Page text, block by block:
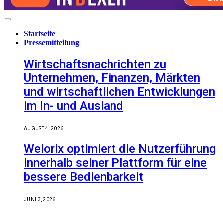
Startseite
Pressemitteilung
Wirtschaftsnachrichten zu
Unternehmen, Finanzen, Märkten
und wirtschaftlichen Entwicklungen
im In- und Ausland
AUGUST 4, 2026
Welorix optimiert die Nutzerführung
innerhalb seiner Plattform für eine
bessere Bedienbarkeit
JUNI 3, 2026